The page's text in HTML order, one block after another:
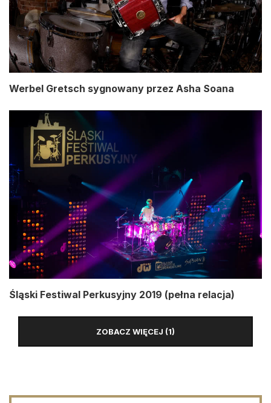
Werbel Gretsch sygnowany przez Asha Soana
Śląski Festiwal Perkusyjny 2019 (pełna relacja)
ZOBACZ WIĘCEJ (1)